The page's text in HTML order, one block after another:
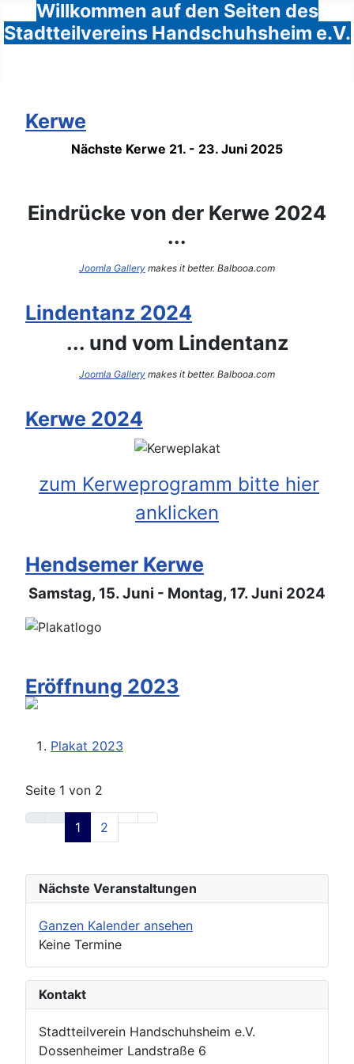
Willkommen auf den Seiten des
Stadtteilvereins Handschuhsheim e.V.
Kerwe
Nächste Kerwe 21. - 23. Juni 2025
Eindrücke von der Kerwe 2024
...
Joomla Gallery makes it better. Balbooa.com
Lindentanz 2024
... und vom Lindentanz
Joomla Gallery makes it better. Balbooa.com
Kerwe 2024
zum Kerweprogramm bitte hier
anklicken
Hendsemer Kerwe
Samstag, 15. Juni - Montag, 17. Juni 2024
Eröffnung 2023
Plakat 2023
Seite 1 von 2
1 2
Nächste Veranstaltungen
Ganzen Kalender ansehen
Keine Termine
Kontakt
Stadtteilverein Handschuhsheim e.V.
Dossenheimer Landstraße 6